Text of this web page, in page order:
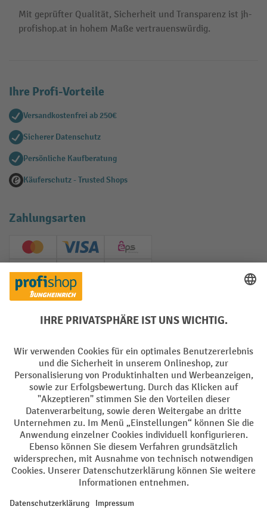
Mit geprüfter Qualität, Sicherheit und Transparenz ist jh-
profishop.at in hohem Maße vertrauenswürdig.
Ihre Profi-Vorteile
Versandkostenfrei ab 250€
Sicherer Datenschutz
Persönliche Kaufberatung
Käuferschutz - Trusted Shops
Zahlungsarten
Creditcard (Master)Creditcard (Visa)
EPS
PayPal
Soziale Netzwerke
Impressum Datenschutz
Barrierefreiheit Privacy Settings
Alle Preise exkl. gesetzl. Mehrwertsteuer zzgl.Versandkostenund ggf.
Nachnahmegebühren, wenn nicht anders angegeben.
¹ Der Rabatt gilt so lange der Vorrat reicht. Der Rabatt gilt nicht auf
oder Gutscheinen ist nicht möglich. | ² Der Rabatt wird einmalig bei